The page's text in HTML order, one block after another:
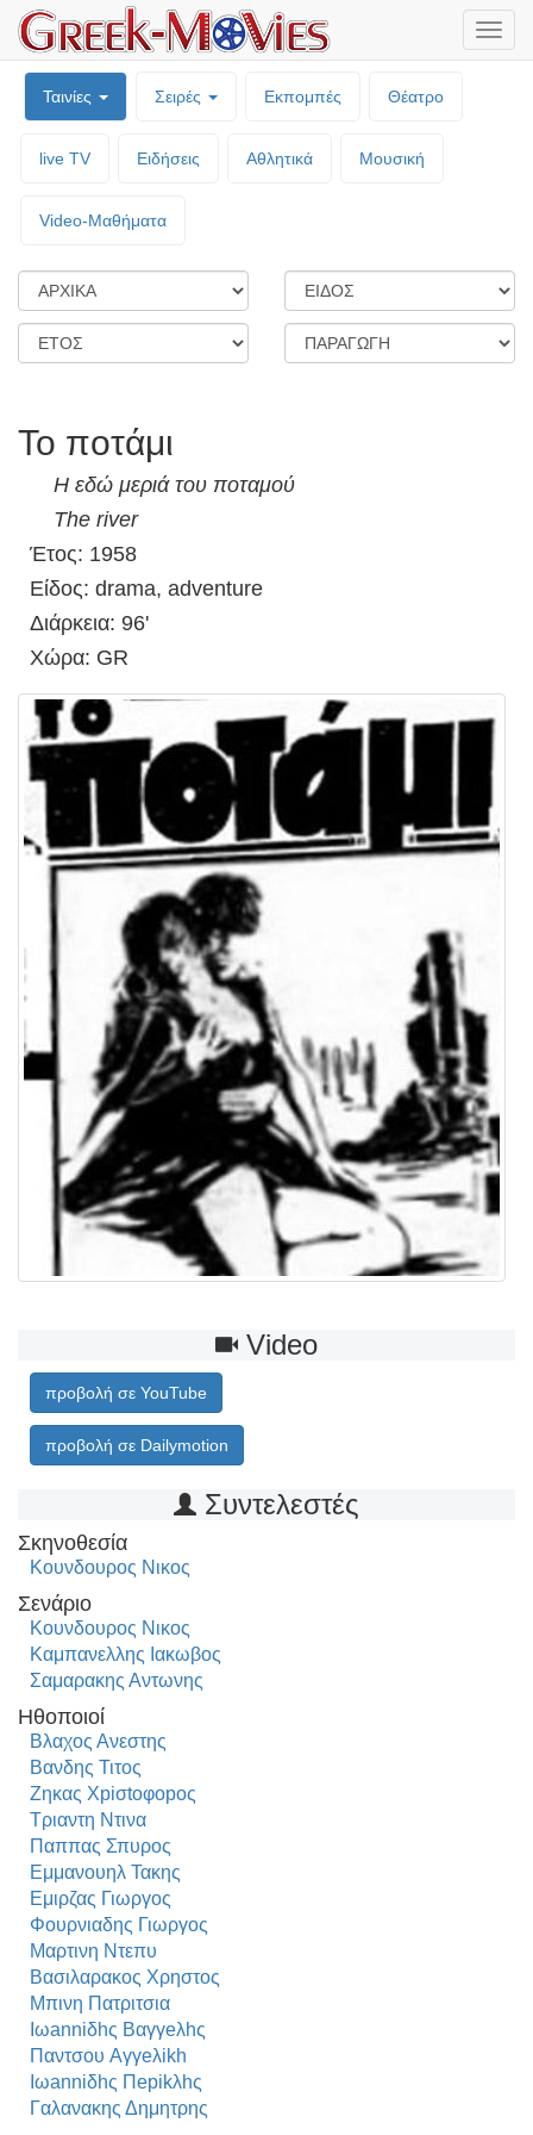
Ταινίες Σειρές Εκπομπές Θέατρο
live TV Ειδήσεις Αθλητικά Μουσική
Video-Mαθήματα
Το ποτάμι
Η εδώ μεριά του ποταμού
The river
Έτος: 1958
Είδος: drama, adventure
Διάρκεια: 96'
Χώρα: GR
Video
προβολή σε YouTube
προβολή σε Dailymotion
Συντελεστές
Σκηνοθεσία
Κουνδουρος Νικος
Σενάριο
Κουνδουρος Νικος
Καμπανελλης Ιακωβος
Σαμαρακης Αντωνης
Ηθοποιοί
Βλαχος Ανεστης
Βανδης Τιτος
Ζηκας Xpiσtoφopoς
Τριαντη Ντινα
Παππας Σπυρος
Εμμανουηλ Τακης
Εμιρζας Γιωργος
Φουρνιαδης Γιωργος
Μαρτινη Ντεπυ
Βασιλαρακος Χρηστος
Μπινη Πατριτσια
Ιωanniδhς Bαγγeλhς
Παντσου Aγγeλikh
Ιωanniδhς Πepikλhς
Γαλανακης Δημητρης